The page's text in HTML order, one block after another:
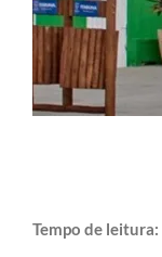
Tempo de leitura: